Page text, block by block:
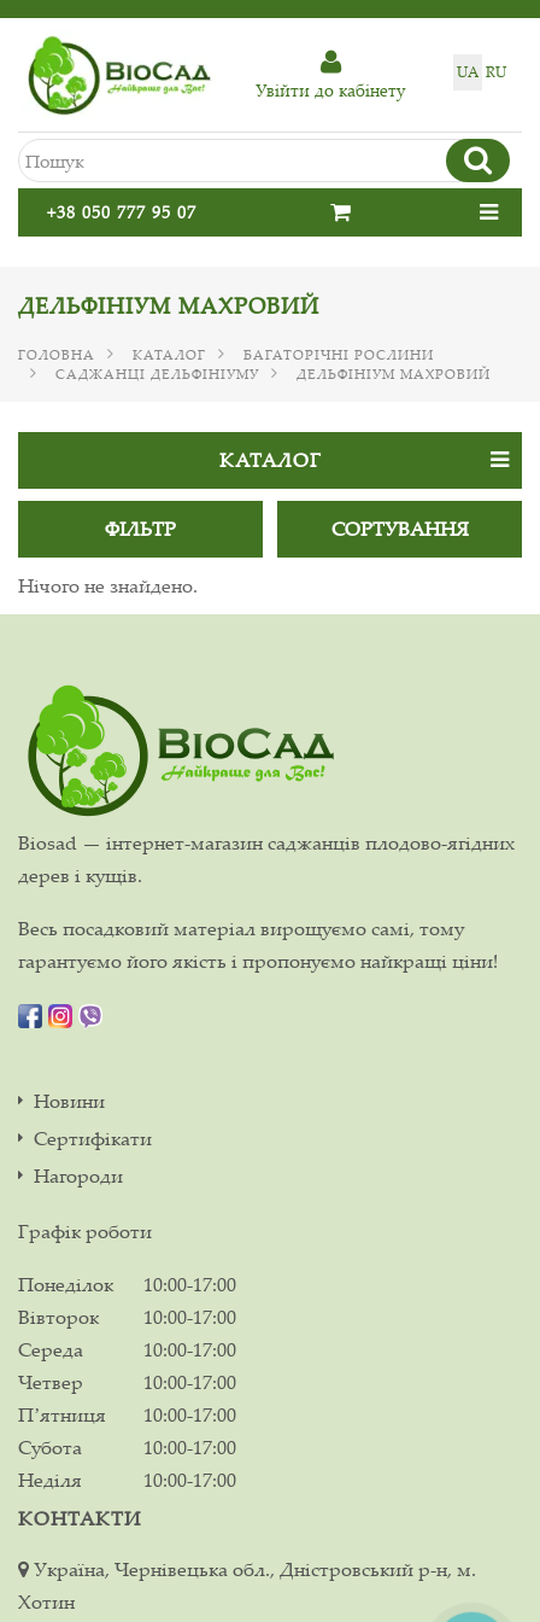
UA RU
Увiйти до кабiнету
+38 050 777 95 07
ДЕЛЬФІНІУМ МАХРОВИЙ
ГОЛОВНА КАТАЛОГ
БАГАТОРІЧНІ РОСЛИНИ
САДЖАНЦІ ДЕЛЬФІНІУМУ
ДЕЛЬФІНІУМ МАХРОВИЙ
КАТАЛОГ
ФІЛЬТР СОРТУВАННЯ
Нічого не знайдено.
Biosad — інтернет-магазин саджанців плодово-ягідних
дерев і кущів.
Весь посадковий матеріал вирощуємо самі, тому
гарантуємо його якість і пропонуємо найкращі ціни!
Новини
Сертифікати
Нагороди
Графік роботи
Понеділок
10:00-17:00
Вівторок
10:00-17:00
Середа
10:00-17:00
Четвер
10:00-17:00
Пʼятниця
10:00-17:00
Субота
10:00-17:00
Неділя
10:00-17:00
КОНТАКТИ
Україна, Чернівецька обл., Дністровський р-н, м.
Хотин